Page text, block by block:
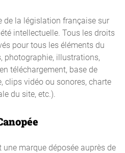
de la législation française sur
intellectuelle. Tous les droits
pour tous les éléments du
photographie, illustrations,
téléchargement, base de
clips vidéo ou sonores, charte
du site, etc.).
une marque déposée auprès de